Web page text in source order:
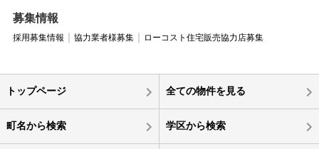
募集情報
採用募集情報 協力業者様募集 ローコスト住宅販売協力店募集
トップページ 全ての物件を見る
町名から検索 学区から検索